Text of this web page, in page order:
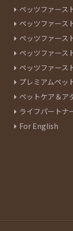
ペッツファース
ペッツファース
ペッツファース
ペッツファース
ペッツファース
プレミアムペッ
ペットケア＆ア
ライフパートナ
For English